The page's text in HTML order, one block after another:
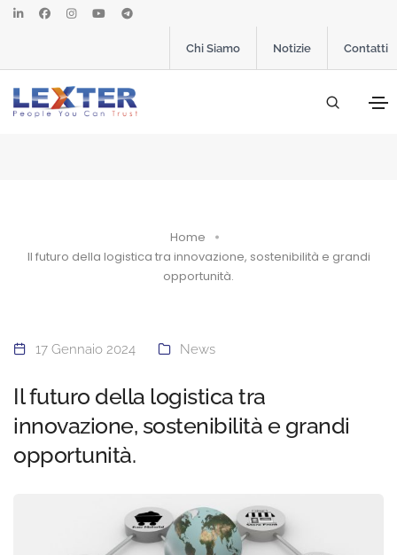
Chi Siamo Notizie Contatti
Home
Il futuro della logistica tra innovazione, sostenibilità e grandi
opportunità.
17 Gennaio 2024 News
Il futuro della logistica tra
innovazione, sostenibilità e grandi
opportunità.